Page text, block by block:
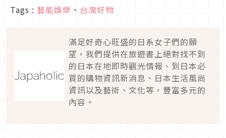
Tags : 藝能娛樂 、 台灣好物
滿足好奇心旺盛的日系女子們的願
望，我們提供在旅遊書上絕對找不到
的日本在地即時觀光情報、到日本必
買的購物資訊新消息、日本生活風尚
資訊以及藝術、文化等，豐富多元的
內容。